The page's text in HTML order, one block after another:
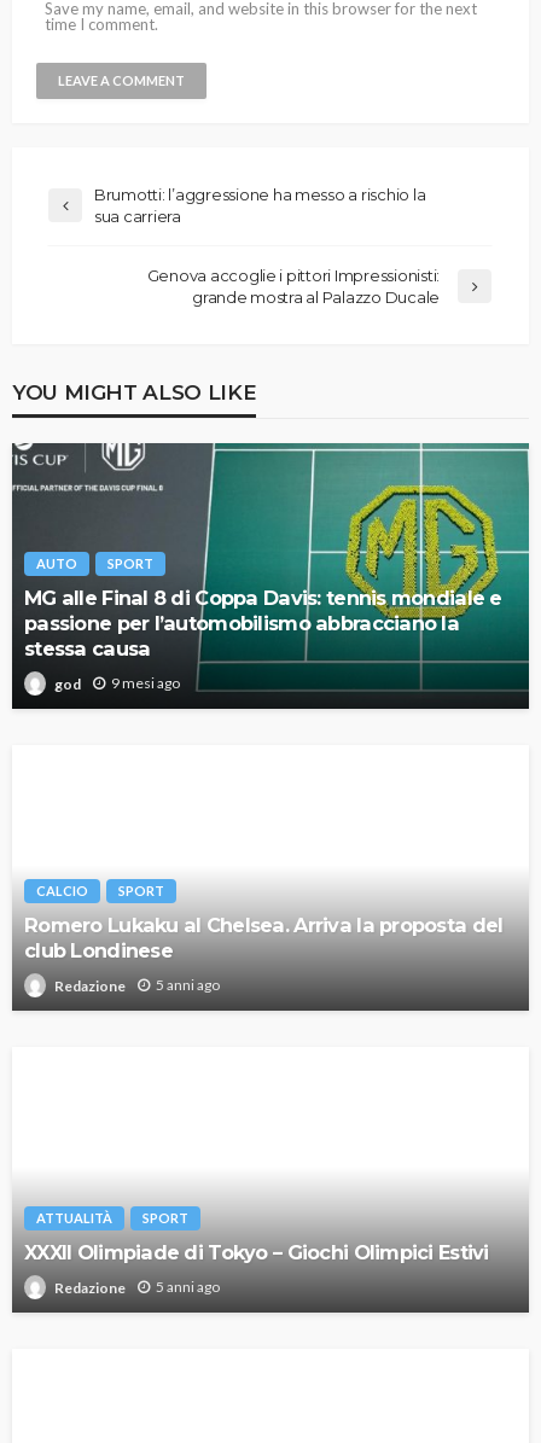
Save my name, email, and website in this browser for the next
time I comment.
Brumotti: l’aggressione ha messo a rischio la
sua carriera
Genova accoglie i pittori Impressionisti:
grande mostra al Palazzo Ducale
YOU MIGHT ALSO LIKE
AUTO SPORT
MG alle Final 8 di Coppa Davis: tennis mondiale e
passione per l’automobilismo abbracciano la
stessa causa
god 9 mesi ago
CALCIO SPORT
Romero Lukaku al Chelsea. Arriva la proposta del
club Londinese
Redazione 5 anni ago
ATTUALITÀ SPORT
XXXII Olimpiade di Tokyo – Giochi Olimpici Estivi
Redazione 5 anni ago